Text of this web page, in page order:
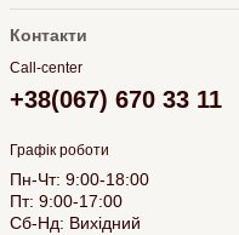
Контакти
Call-center
+38(067) 670 33 11
Графік роботи
Пн-Чт: 9:00-18:00
Пт: 9:00-17:00
Сб-Нд: Вихідний